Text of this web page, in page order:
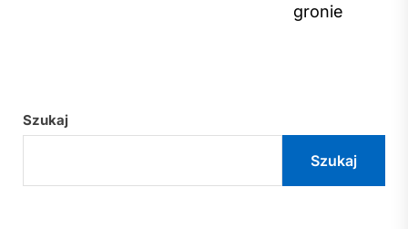
gronie
Szukaj
Szukaj